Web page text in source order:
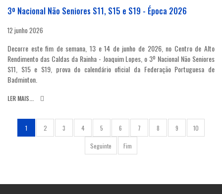
3º Nacional Não Seniores S11, S15 e S19 - Época 2026
12 junho 2026
Decorre este fim de semana, 13 e 14 de junho de 2026, no Centro de Alto
Rendimento das Caldas da Rainha - Joaquim Lopes, o 3º Nacional Não Seniores
S11, S15 e S19, prova do calendário oficial da Federação Portuguesa de
Badminton.
LER MAIS...
1 2 3 4 5 6 7 8 9 10
Seguinte Fim